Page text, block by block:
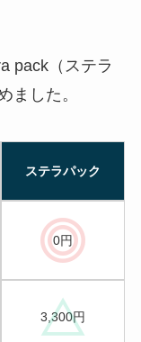
pack（ステラ
ました。
ステラパック
0円
3,300円